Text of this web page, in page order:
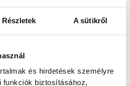
Részletek A sütikről
és hirdetések személyre
biztosításához,
leletek az